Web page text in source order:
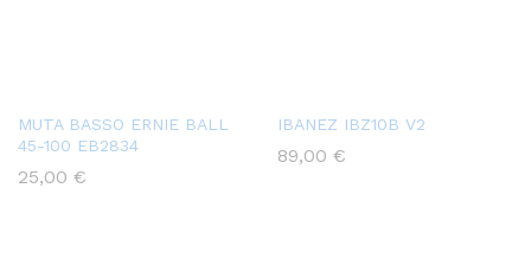
MUTA BASSO ERNIE BALL
45-100 EB2834
25,00 €
IBANEZ IBZ10B V2
89,00 €